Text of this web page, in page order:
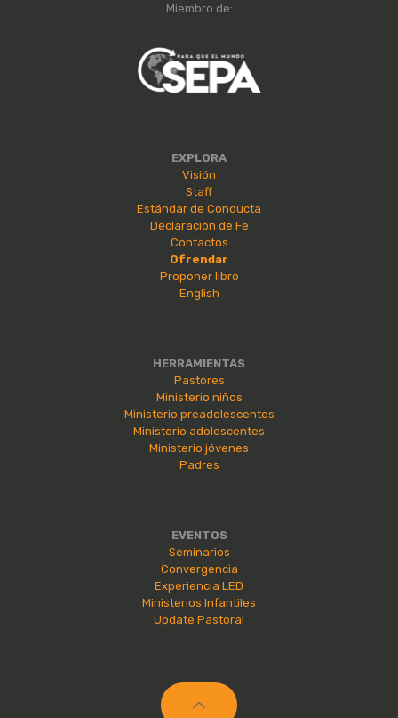
Miembro de:
EXPLORA
Visión
Staff
Estándar de Conducta
Declaración de Fe
Contactos
Ofrendar
Proponer libro
English
HERRAMIENTAS
Pastores
Ministerio niños
Ministerio preadolescentes
Ministerio adolescentes
Ministerio jóvenes
Padres
EVENTOS
Seminarios
Convergencia
Experiencia LED
Ministerios Infantiles
Update Pastoral